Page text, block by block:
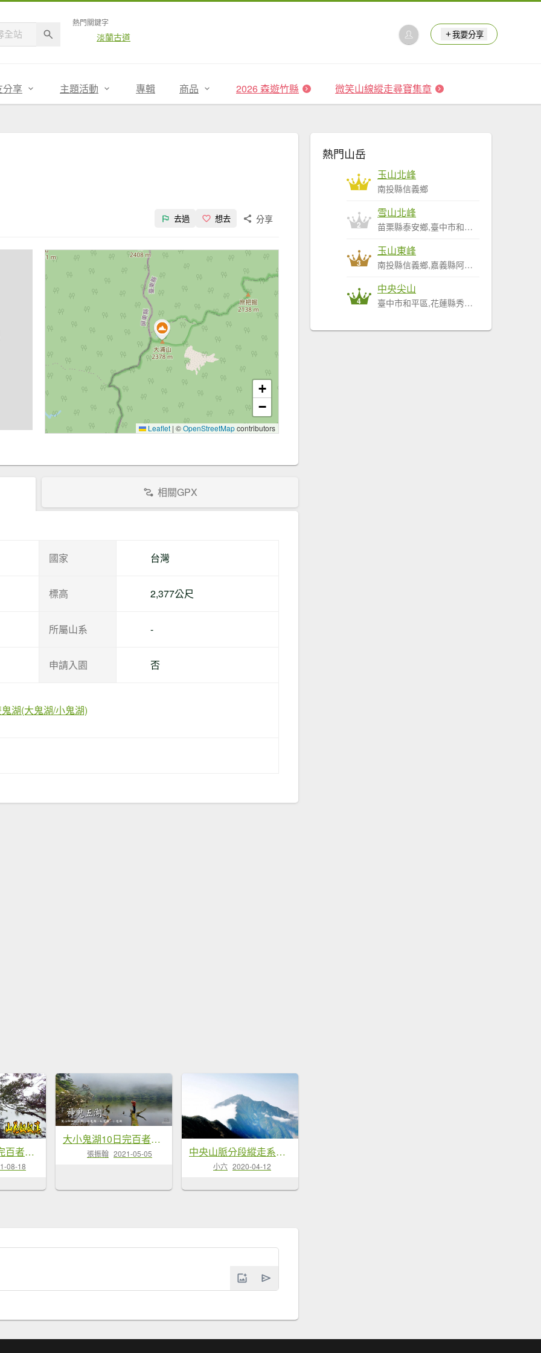
熱門關鍵字
淡蘭古道 我要分享
分享 主題活動 專輯 商品 2026 森遊竹縣 微笑山線縱走尋寶集章
去過 想去 分享
+
−
Leaflet | ©OpenStreetMapcontributors
相關GPX
國家 台灣
標高 2,377公尺
所屬山系 -
申請入園 否
湖(大鬼湖/小鬼湖)
大小鬼湖10日完百者的挑戰影片全紀...
08-18
大小鬼湖10日完百者的挑戰
張振翰 2021-05-05 中央山脈分段縱走系列-南南段二(大...
小六 2020-04-12
熱門山岳
1
玉山北峰
南投縣信義鄉
2
雪山北峰
苗栗縣泰安鄉,臺中市和平區
3
玉山東峰
南投縣信義鄉,嘉義縣阿里山鄉
4
中央尖山
臺中市和平區,花蓮縣秀林鄉